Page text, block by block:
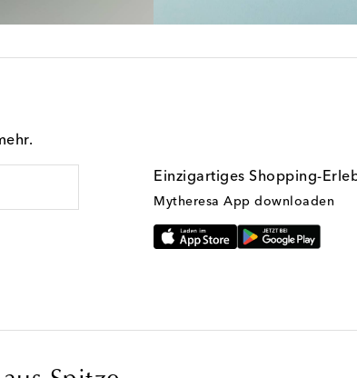
Einzigartiges Shopping-
Mytheresa App downloaden